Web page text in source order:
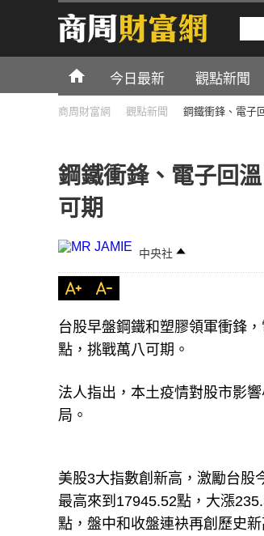
今日最新 觀點新聞
商周財富網 觀點新聞 鋼鐵衝鋒、電子
鋼鐵衝鋒、電子回
可期
中央社
台股早盤鋼鐵和塑膠領軍衝鋒
點，挑戰萬八可期。
法人指出，本土疫情對股市影
局。
美股3大指數創新高，激勵台股
最高來到17945.52點，大漲
點，盤中和收盤連袂再創歷史新